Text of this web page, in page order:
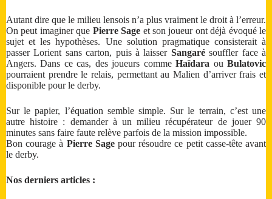
Autant dire que le milieu lensois n’a plus vraiment le droit à l’erreur.
On peut imaginer que Pierre Sage et son joueur ont déjà évoqué le
sujet et les hypothèses. Une solution pragmatique consisterait à
passer Lorient sans carton, puis à laisserSangarésouffler face à
Angers. Dans ce cas, des joueurs commeHaïdara ouBulatovic
pourraient prendre le relais, permettant au Malien d’arriver frais et
disponible pour le derby.
Sur le papier, l’équation semble simple. Sur le terrain, c’est une
autre histoire : demander à un milieu récupérateur de jouer 90
minutes sans faire faute relève parfois de la mission impossible.
Bon courage à Pierre Sagepour résoudre ce petit casse-tête avant
le derby.
Nos derniers articles :